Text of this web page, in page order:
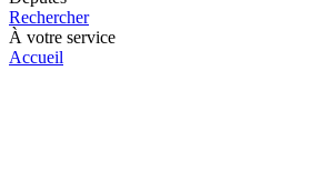
Rechercher
À votre service
Accueil